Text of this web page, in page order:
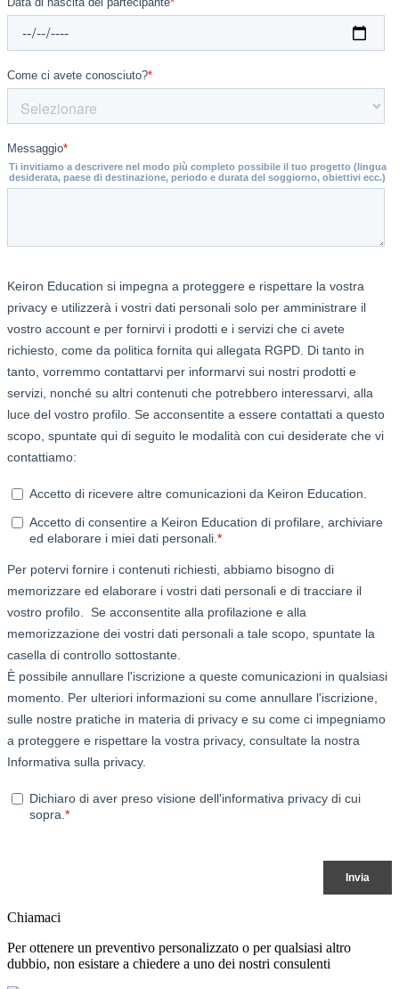
Chiamaci
Per ottenere un preventivo personalizzato o per qualsiasi altro
dubbio, non esistare a chiedere a uno dei nostri consulenti